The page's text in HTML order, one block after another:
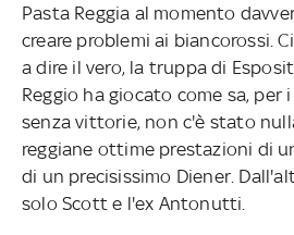
Pasta Reggia al momento
creare problemi ai biancorossi.
a dire il vero, la truppa di
Reggio ha giocato come sa, per
senza vittorie, non c'è stato
reggiane ottime prestazioni di
di un precisissimo Diener.
solo Scott e l'ex Antonutti.